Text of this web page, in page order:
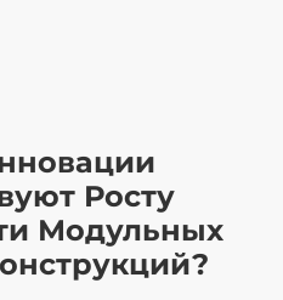
Росту
Модульных